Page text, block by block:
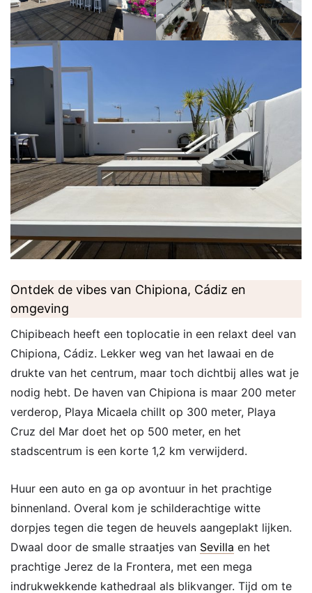
Ontdek de vibes van Chipiona, Cádiz en
omgeving
Chipibeach heeft een toplocatie in een relaxt deel van
Chipiona, Cádiz. Lekker weg van het lawaai en de
drukte van het centrum, maar toch dichtbij alles wat je
nodig hebt. De haven van Chipiona is maar 200 meter
verderop, Playa Micaela chillt op 300 meter, Playa
Cruz del Mar doet het op 500 meter, en het
stadscentrum is een korte 1,2 km verwijderd.
Huur een auto en ga op avontuur in het prachtige
binnenland. Overal kom je schilderachtige witte
dorpjes tegen die tegen de heuvels aangeplakt lijken.
Dwaal door de smalle straatjes van Sevilla en het
prachtige Jerez de la Frontera, met een mega
indrukwekkende kathedraal als blikvanger. Tijd om te